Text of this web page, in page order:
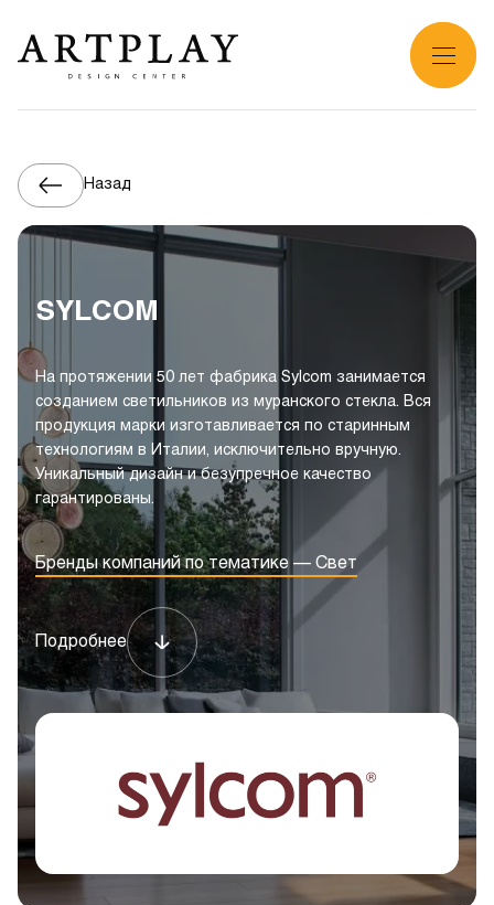
Назад
SYLCOM
На протяжении 50 лет фабрика Sylcom занимается
созданием светильников из муранского стекла. Вся
продукция марки изготавливается по старинным
технологиям в Италии, исключительно вручную.
Уникальный дизайн и безупречное качество
гарантированы.
Бренды компаний по тематике — Свет
Подробнее